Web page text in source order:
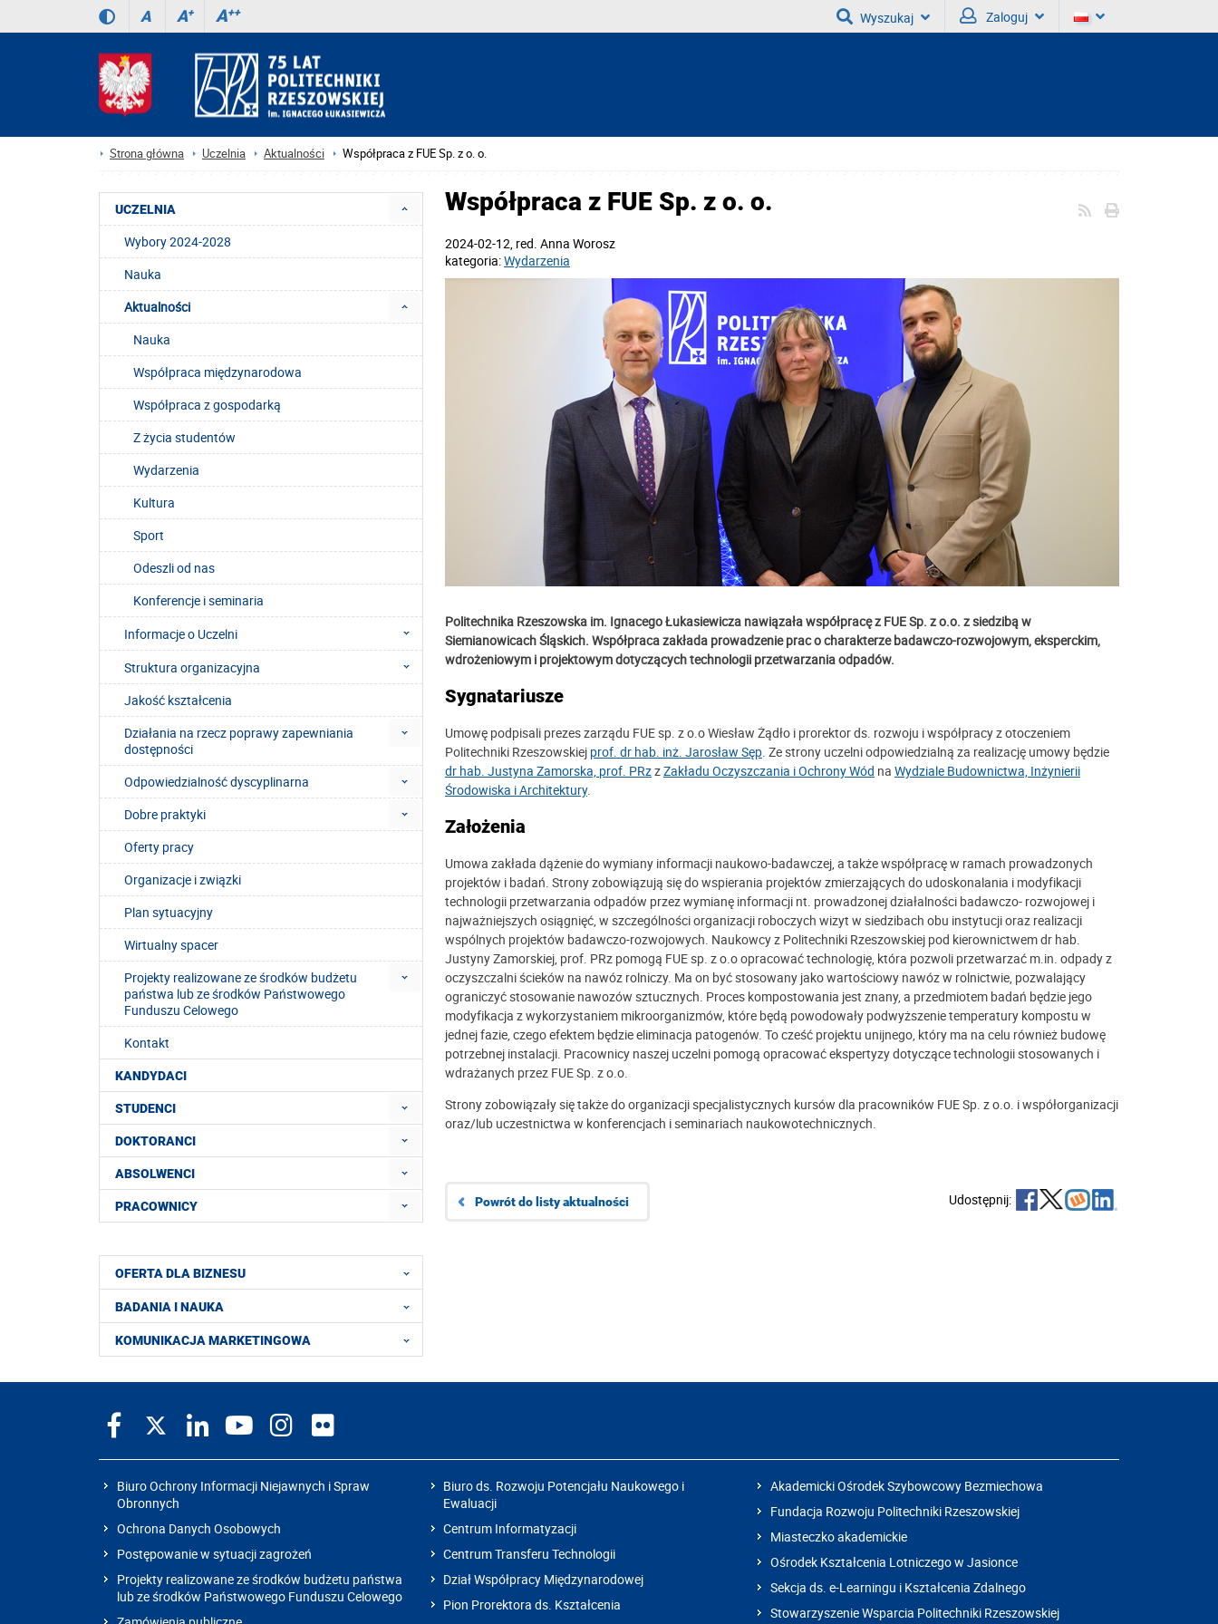
A A+ A++ Wyszukaj Zaloguj
Strona główna Uczelnia Aktualności Współpraca z FUE Sp. z o. o.
Współpraca z FUE Sp. z o. o.
2024-02-12, red. Anna Worosz
kategoria:Wydarzenia
Politechnika Rzeszowska im. Ignacego Łukasiewicza nawiązała współpracę z FUE Sp. z o.o. z siedzibą w
Siemianowicach Śląskich. Współpraca zakłada prowadzenie prac o charakterze badawczo-rozwojowym, eksperckim,
wdrożeniowym i projektowym dotyczących technologii przetwarzania odpadów.
Sygnatariusze
Umowę podpisali prezes zarządu FUE sp. z o.o Wiesław Żądło i prorektor ds. rozwoju i współpracy z otoczeniem
Politechniki Rzeszowskiej prof. dr hab. inż. Jarosław Sęp. Ze strony uczelni odpowiedzialną za realizację umowy będzie
dr hab. Justyna Zamorska, prof. PRzzZakładu Oczyszczania i Ochrony Wód na Wydziale Budownictwa, Inżynierii
Środowiska i Architektury.
Założenia
Umowa zakłada dążenie do wymiany informacji naukowo-badawczej, a także współpracę w ramach prowadzonych
projektów i badań. Strony zobowiązują się do wspierania projektów zmierzających do udoskonalania i modyfikacji
technologii przetwarzania odpadów przez wymianę informacji nt. prowadzonej działalności badawczo- rozwojowej i
najważniejszych osiągnięć, w szczególności organizacji roboczych wizyt w siedzibach obu instytucji oraz realizacji
wspólnych projektów badawczo-rozwojowych. Naukowcy z Politechniki Rzeszowskiej pod kierownictwem dr hab.
Justyny Zamorskiej, prof. PRz pomogą FUE sp. z o.o opracować technologię, która pozwoli przetwarzać m.in. odpady z
oczyszczalni ścieków na nawóz rolniczy. Ma on być stosowany jako wartościowy nawóz w rolnictwie, pozwalający
ograniczyć stosowanie nawozów sztucznych. Proces kompostowania jest znany, a przedmiotem badań będzie jego
modyfikacja z wykorzystaniem mikroorganizmów, które będą powodowały podwyższenie temperatury kompostu w
jednej fazie, czego efektem będzie eliminacja patogenów. To cześć projektu unijnego, który ma na celu również budowę
potrzebnej instalacji. Pracownicy naszej uczelni pomogą opracować ekspertyzy dotyczące technologii stosowanych i
wdrażanych przez FUE Sp. z o.o.
Strony zobowiązały się także do organizacji specjalistycznych kursów dla pracowników FUE Sp. z o.o. i współorganizacji
oraz/lub uczestnictwa w konferencjach i seminariach naukowo­technicznych.
Udostępnij:
Powrót do listy aktualności
UCZELNIA
Wybory 2024-2028
Nauka
Aktualności
Nauka
Współpraca międzynarodowa
Współpraca z gospodarką
Z życia studentów
Wydarzenia
Kultura
Sport
Odeszli od nas
Konferencje i seminaria
Informacje o Uczelni
Struktura organizacyjna
Jakość kształcenia
Działania na rzecz poprawy zapewniania
dostępności
Odpowiedzialność dyscyplinarna
Dobre praktyki
Oferty pracy
Organizacje i związki
Plan sytuacyjny
Wirtualny spacer
Projekty realizowane ze środków budżetu
państwa lub ze środków Państwowego
Funduszu Celowego
Kontakt
KANDYDACI
STUDENCI
DOKTORANCI
ABSOLWENCI
PRACOWNICY
OFERTA DLA BIZNESU
BADANIA I NAUKA
KOMUNIKACJA MARKETINGOWA
Biuro Ochrony Informacji Niejawnych i Spraw
Obronnych
Ochrona Danych Osobowych
Postępowanie w sytuacji zagrożeń
Projekty realizowane ze środków budżetu państwa
lub ze środków Państwowego Funduszu Celowego
Biuro ds. Rozwoju Potencjału Naukowego i
Ewaluacji
Centrum Informatyzacji
Centrum Transferu Technologii
Dział Współpracy Międzynarodowej
Pion Prorektora ds. Kształcenia
Akademicki Ośrodek Szybowcowy Bezmiechowa
Fundacja Rozwoju Politechniki Rzeszowskiej
Miasteczko akademickie
Ośrodek Kształcenia Lotniczego w Jasionce
Sekcja ds. e-Learningu i Kształcenia Zdalnego
Stowarzyszenie Wsparcia Politechniki Rzeszowskiej